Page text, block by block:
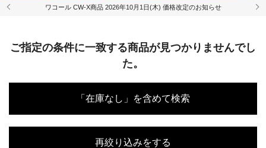
ワコール CW-X商品 2026年10月1日(木) 価格改定のお知らせ
ご指定の条件に一致する商品が見つかりませんでし
た。
「在庫なし」を含めて検索
再絞り込みをする